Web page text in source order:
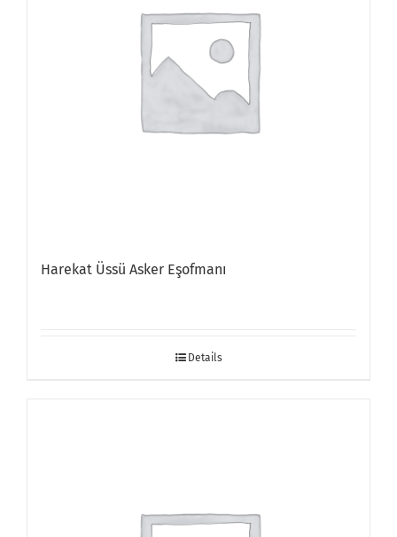
Harekat Üssü Asker Eşofmanı
Details